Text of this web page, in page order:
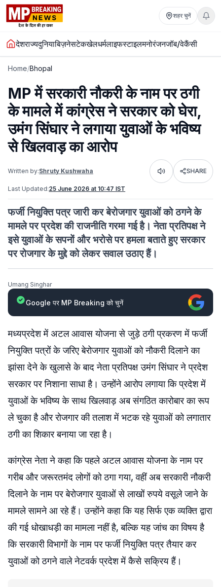
शहर चुनें
देशराज्यदुनियाबिज़नेसटेकखेलधर्मलाइफस्टाइलमनोरंजनजॉब/वेकैंसी
Home/Bhopal
MP में सरकारी नौकरी के नाम पर ठगी
के मामले में कांग्रेस ने सरकार को घेरा,
उमंग सिंघार ने लगाया युवाओं के भविष्य
से खिलवाड़ का आरोप
Written by:Shruty Kushwaha Listen SHARE
Last Updated:25 June 2026 at 10:47 IST
फर्जी नियुक्ति पत्र जारी कर बेरोजगार युवाओं को ठगने के
मामले पर प्रदेश की राजनीति गरमा गई है। नेता प्रतिपक्ष ने
इसे युवाओं के सपनों और भरोसे पर हमला बताते हुए सरकार
पर रोजगार के मुद्दे को लेकर सवाल उठाए हैं।
Umang Singhar
Google पर MP Breaking को चुनें
मध्यप्रदेश में अटल आवास योजना से जुड़े ठगी प्रकरण में फर्जी
नियुक्ति पत्रों के जरिए बेरोजगार युवाओं को नौकरी दिलाने का
झांसा देने के खुलासे के बाद नेता प्रतिपक्ष उमंग सिंघार ने प्रदेश
सरकार पर निशाना साधा है। उन्होंने आरोप लगाया कि प्रदेश में
युवाओं के भविष्य के साथ खिलवाड़ अब संगठित कारोबार का रूप
ले चुका है और रोजगार की तलाश में भटक रहे युवाओं को लगातार
ठगी का शिकार बनाया जा रहा है।
कांग्रेस नेता ने कहा कि पहले अटल आवास योजना के नाम पर
गरीब और जरूरतमंद लोगों को ठगा गया, वहीं अब सरकारी नौकरी
दिलाने के नाम पर बेरोजगार युवाओं से लाखों रुपये वसूले जाने के
मामले सामने आ रहे हैं। उन्होंने कहा कि यह सिर्फ एक व्यक्ति द्वारा
की गई धोखाधड़ी का मामला नहीं है, बल्कि यह जांच का विषय है
कि सरकारी विभागों के नाम पर फर्जी नियुक्ति पत्र तैयार कर
युवाओं को ठगने वाले नेटवर्क प्रदेश में कैसे सक्रिय हैं।